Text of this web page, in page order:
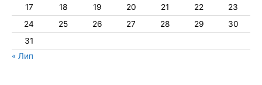
17
18 19 20 21 22
23
24
25 26 27 28 29
30
31
« Лип